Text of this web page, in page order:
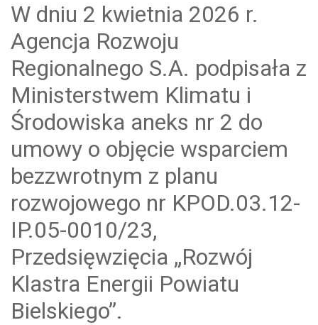
W dniu 2 kwietnia 2026 r.
Agencja Rozwoju
Regionalnego S.A. podpisała z
Ministerstwem Klimatu i
Środowiska aneks nr 2 do
umowy o objęcie wsparciem
bezzwrotnym z planu
rozwojowego nr KPOD.03.12-
IP.05-0010/23,
Przedsięwzięcia „Rozwój
Klastra Energii Powiatu
Bielskiego”.